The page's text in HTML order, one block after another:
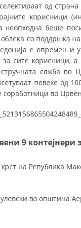
од
корисници
неопходна беше
со поддршка
е опремен и
за сите корисници,
слжба во
повеќе од
соработници во
9
на Република
во општина